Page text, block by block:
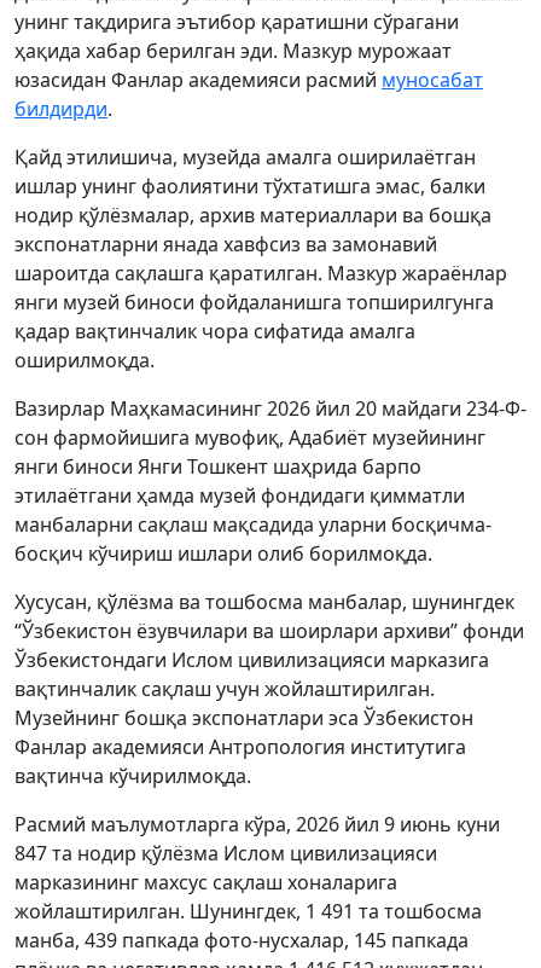
унинг тақдирига эътибор қаратишни сўрагани
ҳақида хабар берилган эди. Мазкур мурожаат
юзасидан Фанлар академияси расмий муносабат
билдирди.
Қайд этилишича, музейда амалга оширилаётган
ишлар унинг фаолиятини тўхтатишга эмас, балки
нодир қўлёзмалар, архив материаллари ва бошқа
экспонатларни янада хавфсиз ва замонавий
шароитда сақлашга қаратилган. Мазкур жараёнлар
янги музей биноси фойдаланишга топширилгунга
қадар вақтинчалик чора сифатида амалга
оширилмоқда.
Вазирлар Маҳкамасининг 2026 йил 20 майдаги 234-Ф-
сон фармойишига мувофиқ, Адабиёт музейининг
янги биноси Янги Тошкент шаҳрида барпо
этилаётгани ҳамда музей фондидаги қимматли
манбаларни сақлаш мақсадида уларни босқичма-
босқич кўчириш ишлари олиб борилмоқда.
Хусусан, қўлёзма ва тошбосма манбалар, шунингдек
“Ўзбекистон ёзувчилари ва шоирлари архиви” фонди
Ўзбекистондаги Ислом цивилизацияси марказига
вақтинчалик сақлаш учун жойлаштирилган.
Музейнинг бошқа экспонатлари эса Ўзбекистон
Фанлар академияси Антропология институтига
вақтинча кўчирилмоқда.
Расмий маълумотларга кўра, 2026 йил 9 июнь куни
847 та нодир қўлёзма Ислом цивилизацияси
марказининг махсус сақлаш хоналарига
жойлаштирилган. Шунингдек, 1 491 та тошбосма
манба, 439 папкада фото-нусхалар, 145 папкада